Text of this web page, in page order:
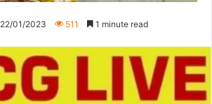
22/01/2023 511 1 minute read